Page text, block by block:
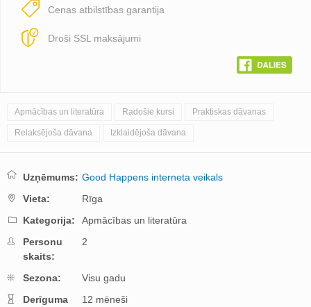
Cenas atbilstības garantija
Droši SSL maksājumi
Apmācības un literatūra Radošie kursi Praktiskas dāvanas
Relaksējoša dāvana Izklaidējoša dāvana
Uzņēmums: Good Happens interneta veikals
Vieta:
Rīga
Kategorija:
Apmācības un literatūra
Personu
skaits:
2
Sezona:
Visu gadu
Derīguma
12 mēneši